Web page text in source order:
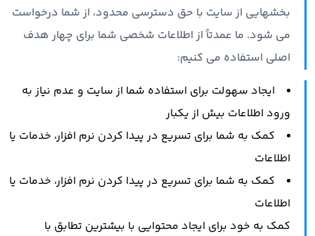
بخشهایی از سایت با حق دسترسی محدود، از شما درخواست
می شود. ما عمدتاً از اطلاعات شخصی شما برای چهار هدف
اصلی استفاده می کنیم:
ایجاد سهولت برای استفاده شما از سایت و عدم نیاز به
ورود اطلاعات بیش از یکبار
کمک به شما برای تسریع در پیدا کردن نرم افزار، خدمات یا
اطلاعات
کمک به شما برای تسریع در پیدا کردن نرم افزار، خدمات یا
اطلاعات
کمک به خود برای ایجاد محتوایی با بیشترین تطابق با